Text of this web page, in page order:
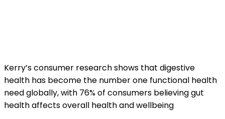
Kerry’s consumer research shows that digestive
health has become the number one functional health
need globally, with 76% of consumers believing gut
health affects overall health and wellbeing